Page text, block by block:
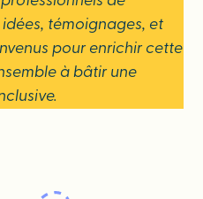
témoignages, et
pour enrichir cette
à bâtir une